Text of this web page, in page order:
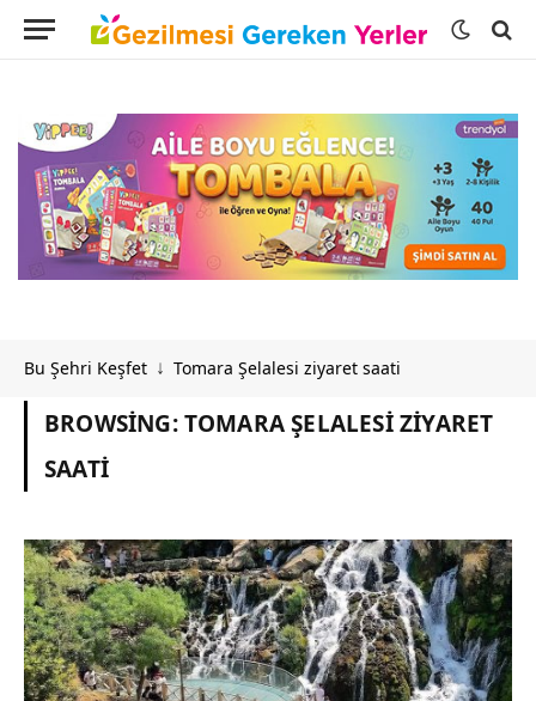
Bu Şehri Keşfet ↓ Tomara Şelalesi ziyaret saati
BROWSING:TOMARA ŞELALESI ZIYARET
SAATI